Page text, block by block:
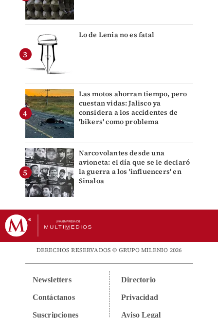
Lo de Lenia no es fatal
Las motos ahorran tiempo, pero
cuestan vidas: Jalisco ya
considera a los accidentes de
'bikers' como problema
Narcovolantes desde una
avioneta: el día que se le declaró
la guerra a los 'influencers' en
Sinaloa
DERECHOS RESERVADOS © GRUPO MILENIO 2026
Newsletters
Contáctanos
Suscripciones
Directorio
Privacidad
Aviso Legal